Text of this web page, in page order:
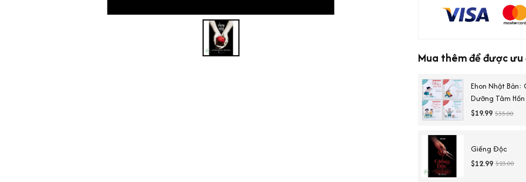
Mua thêm để được
Ehon Nhật Bản:
Dưỡng Tâm
Khôn)
$19.99 $35.00
Giếng Độc
$12.99 $23.00